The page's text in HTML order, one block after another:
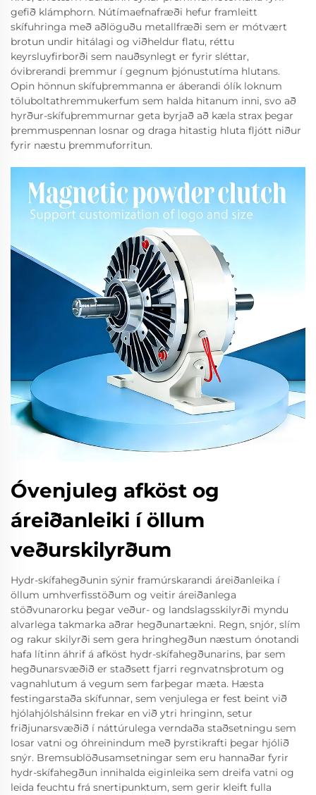
gefið klámphorn. Nútímaefnafræði hefur framleitt
skífuhringa með aðlöguðu metallfræði sem er mótvært
brotun undir hitálagi og viðheldur flatu, réttu
keyrsluyfirborði sem nauðsynlegt er fyrir sléttar,
óvibrerandi þremmur í gegnum þjónustutíma hlutans.
Opin hönnun skífuþremmanna er áberandi ólík loknum
töluboltathremmukerfum sem halda hitanum inni, svo að
hyrður-skífuþremmurnar geta byrjað að kæla strax þegar
þremmuspennan losnar og draga hitastig hluta fljótt niður
fyrir næstu þremmuforritun.
Óvenjuleg afköst og
áreiðanleiki í öllum
veðurskilyrðum
Hydr-skífahegðunin sýnir framúrskarandi áreiðanleika í
öllum umhverfisstöðum og veitir áreiðanlega
stöðvunarorku þegar veður- og landslagsskilyrði myndu
alvarlega takmarka aðrar hegðunartækni. Regn, snjór, slím
og rakur skilyrði sem gera hringhegðun næstum ónotandi
hafa lítinn áhrif á afköst hydr-skífahegðunarins, þar sem
hegðunarsvæðið er staðsett fjarri regnvatnsþrotum og
vagnahlutum á vegum sem farþegar mæta. Hæsta
festingarstaða skífunnar, sem venjulega er fest beint við
hjólahjólshálsinn frekar en við ytri hringinn, setur
friðjunarsvæðið í náttúrulega verndaða staðsetningu sem
losar vatni og óhreinindum með þyrstikrafti þegar hjólið
snýr. Bremsublöðusamsetningar sem eru hannaðar fyrir
hydr-skífahegðun innihalda eiginleika sem dreifa vatni og
leida feuchtu frá snertipunktum, sem gerir kleift fulla